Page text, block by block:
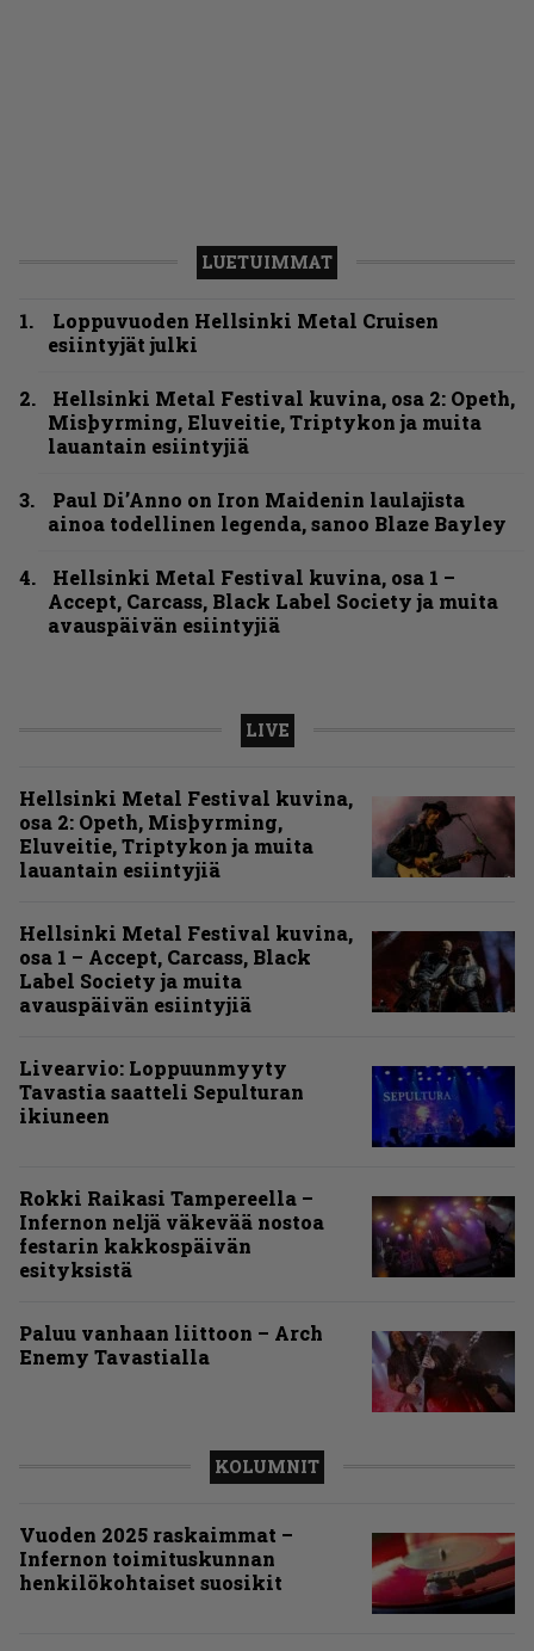
LUETUIMMAT
Loppuvuoden Hellsinki Metal Cruisen
esiintyjät julki
Hellsinki Metal Festival kuvina, osa 2: Opeth,
Misþyrming, Eluveitie, Triptykon ja muita
lauantain esiintyjiä
Paul Di’Anno on Iron Maidenin laulajista
ainoa todellinen legenda, sanoo Blaze Bayley
Hellsinki Metal Festival kuvina, osa 1 –
Accept, Carcass, Black Label Society ja muita
avauspäivän esiintyjiä
LIVE
Hellsinki Metal Festival kuvina,
osa 2: Opeth, Misþyrming,
Eluveitie, Triptykon ja muita
lauantain esiintyjiä
Hellsinki Metal Festival kuvina,
osa 1 – Accept, Carcass, Black
Label Society ja muita
avauspäivän esiintyjiä
Livearvio: Loppuunmyyty
Tavastia saatteli Sepulturan
ikiuneen
Rokki Raikasi Tampereella –
Infernon neljä väkevää nostoa
festarin kakkospäivän
esityksistä
Paluu vanhaan liittoon – Arch
Enemy Tavastialla
KOLUMNIT
Vuoden 2025 raskaimmat –
Infernon toimituskunnan
henkilökohtaiset suosikit